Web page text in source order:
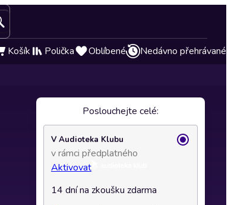
Košík Polička Oblíbené Nedávno přehrávané
Poslouchejte celé:
V Audioteka Klubu
v rámci předplatného
Aktivovat
14 dní na zkoušku zdarma